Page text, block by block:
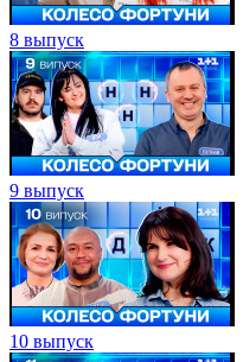
8 выпуск
9 выпуск
10 выпуск